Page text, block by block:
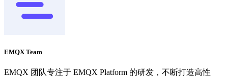
EMQX Team
EMQX 团队专注于 EMQX Platform 的研发，不断打造高性